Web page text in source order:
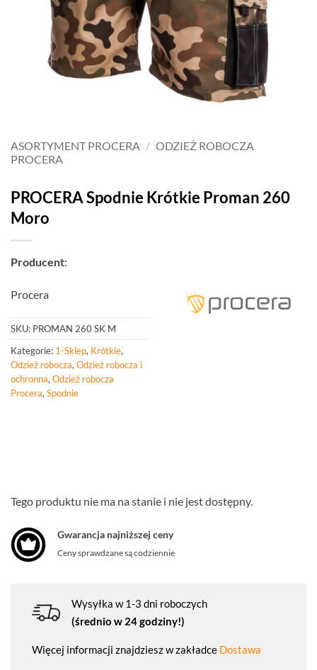
ASORTYMENT PROCERA / ODZIEŻ ROBOCZA
PROCERA
PROCERA Spodnie Krótkie Proman 260
Moro
Producent:
Procera
SKU: PROMAN 260 SK M
Kategorie: 1-Sklep, Krótkie,
Odzież robocza,Odzież robocza i
ochronna,Odzież robocza
Procera,Spodnie
Tego produktu nie ma na stanie i nie jest dostępny.
Gwarancja najniższej ceny
Ceny sprawdzane są codziennie
Wysyłka w 1-3 dni roboczych
(średnio w 24 godziny!)
Więcej informacji znajdziesz w zakładce Dostawa